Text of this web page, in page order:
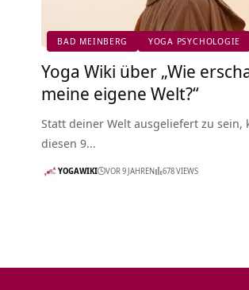
BAD MEINBERG YOGA PSYCHOLOGIE
Yoga Wiki über „Wie
meine eigene Welt?“
Statt deiner Welt ausgeliefert zu sein,
diesen 9…
YOGAWIKI VOR 9 JAHREN 678 VIEWS